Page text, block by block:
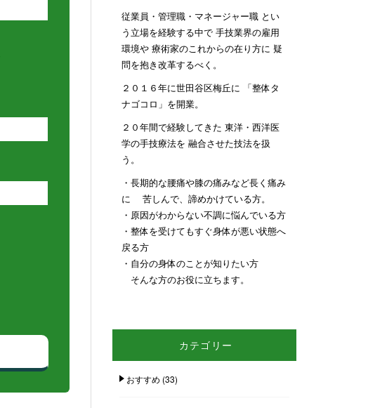
従業員・管理職・マネージャー職 とい
う立場を経験する中で 手技業界の雇用
環境や 療術家のこれからの在り方に 疑
問を抱き改革するべく。
２０１６年に世田谷区梅丘に 「整体タ
ナゴコロ」を開業。
２０年間で経験してきた 東洋・西洋医
学の手技療法を 融合させた技法を扱
う。
・長期的な腰痛や膝の痛みなど長く痛み
に 苦しんで、諦めかけている方。
・原因がわからない不調に悩んでいる方
・整体を受けてもすぐ身体が悪い状態へ
戻る方
・自分の身体のことが知りたい方
そんな方のお役に立ちます。
カテゴリー
おすすめ (33)